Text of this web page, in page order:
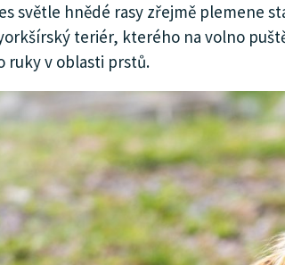
světle hnědé rasy zřejmě plemene
teriér, kterého na volno
ruky v oblasti prstů.